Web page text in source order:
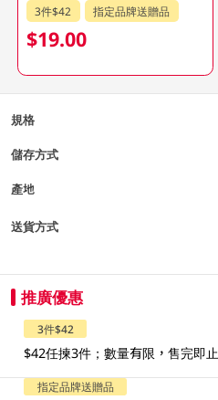
3件$42 指定品牌送贈品
$19.00
規格
儲存方式
產地
送貨方式
推廣優惠
3件$42
$42任揀3件；數量有限，售完即止
指定品牌送贈品